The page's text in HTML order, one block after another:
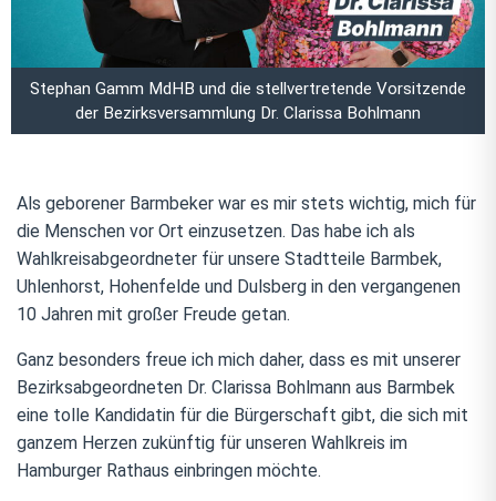
Als geborener Barmbeker war es mir stets wichtig, mich für
die Menschen vor Ort einzusetzen. Das habe ich als
Wahlkreisabgeordneter für unsere Stadtteile Barmbek,
Uhlenhorst, Hohenfelde und Dulsberg in den vergangenen
10 Jahren mit großer Freude getan.
Ganz besonders freue ich mich daher, dass es mit unserer
Bezirksabgeordneten Dr. Clarissa Bohlmann aus Barmbek
eine tolle Kandidatin für die Bürgerschaft gibt, die sich mit
ganzem Herzen zukünftig für unseren Wahlkreis im
Hamburger Rathaus einbringen möchte.
Stephan Gamm MdHB und die stellvertretende Vorsitzende
der Bezirksversammlung Dr. Clarissa Bohlmann